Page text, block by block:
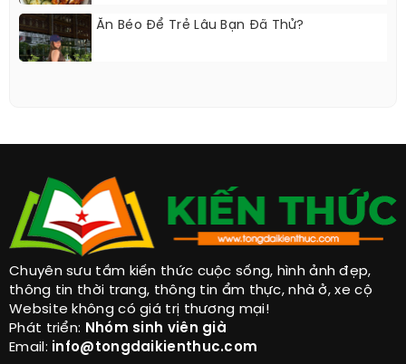
Ăn Béo Để Trẻ Lâu Bạn Đã Thử?
Chuyên sưu tầm kiến thức cuộc sống, hình ảnh đẹp,
thông tin thời trang, thông tin ẩm thực, nhà ở, xe cộ
Website không có giá trị thương mại!
Phát triển: Nhóm sinh viên già
Email: info@tongdaikienthuc.com